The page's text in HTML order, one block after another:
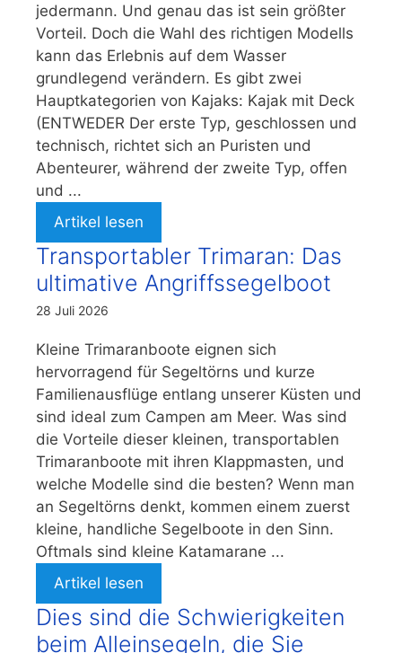
jedermann. Und genau das ist sein größter
Vorteil. Doch die Wahl des richtigen Modells
kann das Erlebnis auf dem Wasser
grundlegend verändern. Es gibt zwei
Hauptkategorien von Kajaks: Kajak mit Deck
(ENTWEDER Der erste Typ, geschlossen und
technisch, richtet sich an Puristen und
Abenteurer, während der zweite Typ, offen
und ...
Artikel lesen
Transportabler Trimaran: Das
ultimative Angriffssegelboot
28 Juli 2026
Kleine Trimaranboote eignen sich
hervorragend für Segeltörns und kurze
Familienausflüge entlang unserer Küsten und
sind ideal zum Campen am Meer. Was sind
die Vorteile dieser kleinen, transportablen
Trimaranboote mit ihren Klappmasten, und
welche Modelle sind die besten? Wenn man
an Segeltörns denkt, kommen einem zuerst
kleine, handliche Segelboote in den Sinn.
Oftmals sind kleine Katamarane ...
Artikel lesen
Dies sind die Schwierigkeiten
beim Alleinsegeln, die Sie